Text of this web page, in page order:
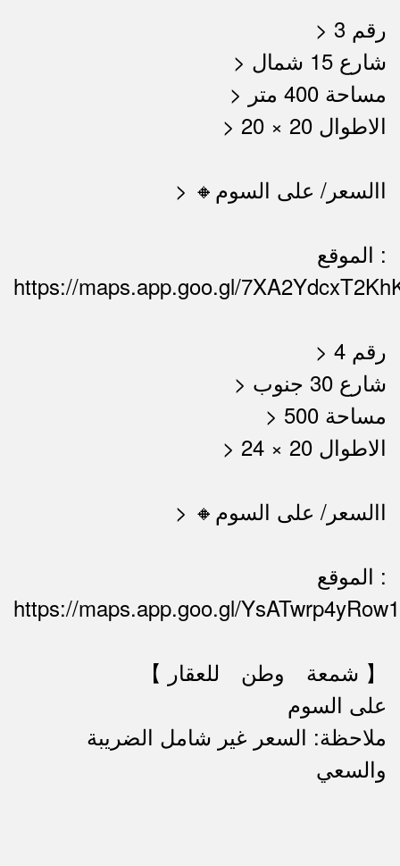
> رقم 3
> شارع 15 شمال
> مساحة 400 متر
> الاطوال 20 × 20
> 🔸االسعر/ على السوم
الموقع :
https://maps.app.goo.gl/
> رقم 4
> شارع 30 جنوب
> مساحة 500
> الاطوال 20 × 24
> 🔸االسعر/ على السوم
الموقع :
https://maps.app.goo.gl/
【 شمعة وطن للعقار 】
على السوم
ملاحظاتملاحظة: السعر غير شامل الضريبة
والسعي